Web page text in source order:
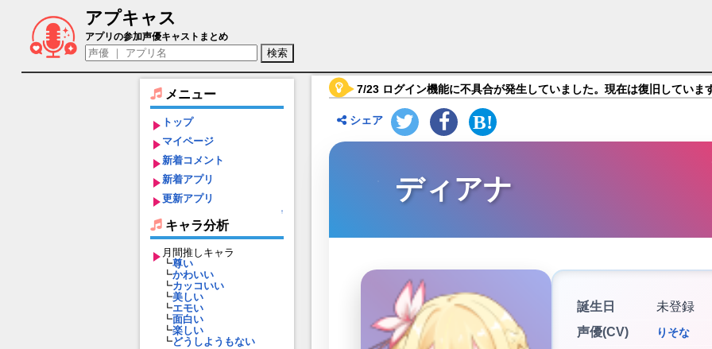
アプキャス
ディアナ（声優：りそな)【おさわり勇者さま】キャラ紹介
アプリの参加声優キャストまとめ
メニュー
トップ
マイページ
新着コメント
新着アプリ
更新アプリ
↑
キャラ分析
月間推しキャラ
┗尊い
┗かわいい
┗カッコいい
┗美しい
┗エモい
┗面白い
┗楽しい
┗どうしようもない
7/23 ログイン機能に不具合が発生していました。現在は復旧していま
シェア
ディアナ
誕生日
未登録
声優(CV)
りそな